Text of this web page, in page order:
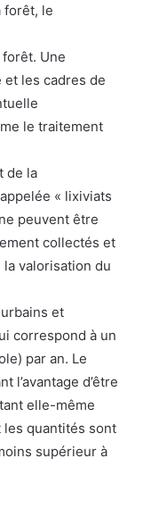
forêt, le
Une
les cadres de
le traitement
de la
« lixiviats
peuvent être
collectés et
valorisation du
et
correspond à un
par an. Le
l’avantage d’être
elle-même
les quantités sont
supérieur à